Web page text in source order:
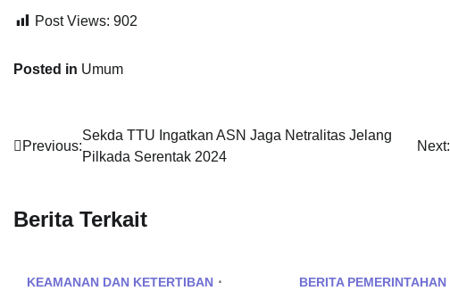
Post Views: 902
Posted in Umum
Post
Previous:
Sekda TTU Ingatkan ASN Jaga Netralitas Jelang
Pilkada Serentak 2024
Next:
Berita Terkait
KEAMANAN DAN KETERTIBAN
BERITA PEMERINTAHAN